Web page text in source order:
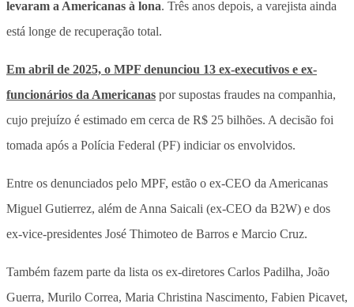
levaram a Americanas à lona. Três anos depois, a varejista ainda
está longe de recuperação total.
Em abril de 2025, o MPF denunciou 13 ex-executivos e ex-
funcionários da Americanas por supostas fraudes na companhia,
cujo prejuízo é estimado em cerca de R$ 25 bilhões. A decisão foi
tomada após a Polícia Federal (PF) indiciar os envolvidos.
Entre os denunciados pelo MPF, estão o ex-CEO da Americanas
Miguel Gutierrez, além de Anna Saicali (ex-CEO da B2W) e dos
ex-vice-presidentes José Thimoteo de Barros e Marcio Cruz.
Também fazem parte da lista os ex-diretores Carlos Padilha, João
Guerra, Murilo Correa, Maria Christina Nascimento, Fabien Picavet,